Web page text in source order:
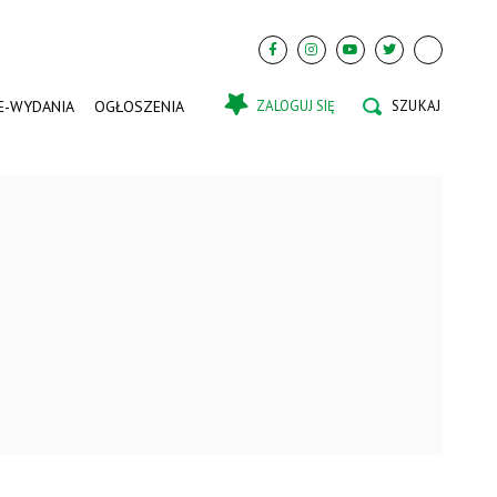
WYDANIA OGŁOSZENIA ZALOGUJ SIĘ